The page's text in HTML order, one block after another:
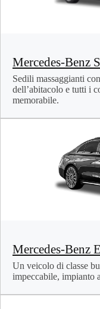
Mercedes-Benz
Sedili massaggianti
dell’abitacolo e tutti i
memorabile.
Mercedes-Benz
Un veicolo di classe
impeccabile, impianto